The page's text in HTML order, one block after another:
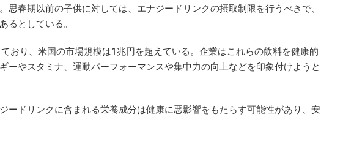
春期以前の子供に対しては、エナジードリンクの摂取制限を行うべきで、
るとしている。
おり、米国の市場規模は1兆円を超えている。企業はこれらの飲料を健康的
ーやスタミナ、運動パーフォーマンスや集中力の向上などを印象付けようと
ドリンクに含まれる栄養成分は健康に悪影響をもたらす可能性があり、安